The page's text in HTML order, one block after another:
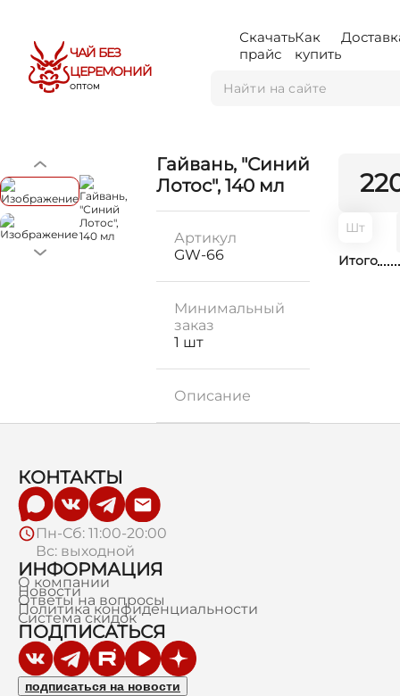
ЧАЙ БЕЗ
ЦЕРЕМОНИЙ
ОПТОМ
Скачать
прайс
Как
купить
Гайвань, "Синий
Лотос", 140 мл
Артикул
GW-66
Минимальный
заказ
1 шт
Описание
Шт
Итого
КОНТАКТЫ
Пн-Сб: 11:00-20:00
Вс: выходной
ИНФОРМАЦИЯ
О компании
Новости
Ответы на вопросы
Политика конфиденциальности
Система скидок
ПОДПИСАТЬСЯ
подписаться на новости